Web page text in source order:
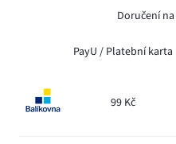
Doručení
PayU / Platební karta
99 Kč